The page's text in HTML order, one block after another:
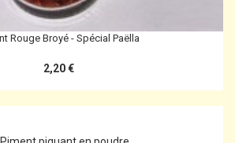
Rouge Broyé - Spécial Paëlla
2,20 €